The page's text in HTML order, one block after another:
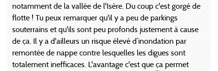
notamment de la vallée de l'Isère. Du coup c'est gorgé de
flotte ! Tu peux remarquer qu'il y a peu de parkings
souterrains et qu'ils sont peu profonds justement à cause
de ça. Il y a d'ailleurs un risque élevé d’inondation par
remontée de nappe contre lesquelles les digues sont
totalement inefficaces. L'avantage c'est que ça permet